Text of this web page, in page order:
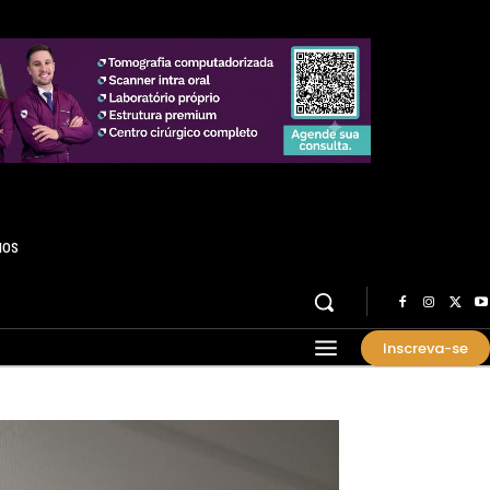
Inscreva-se